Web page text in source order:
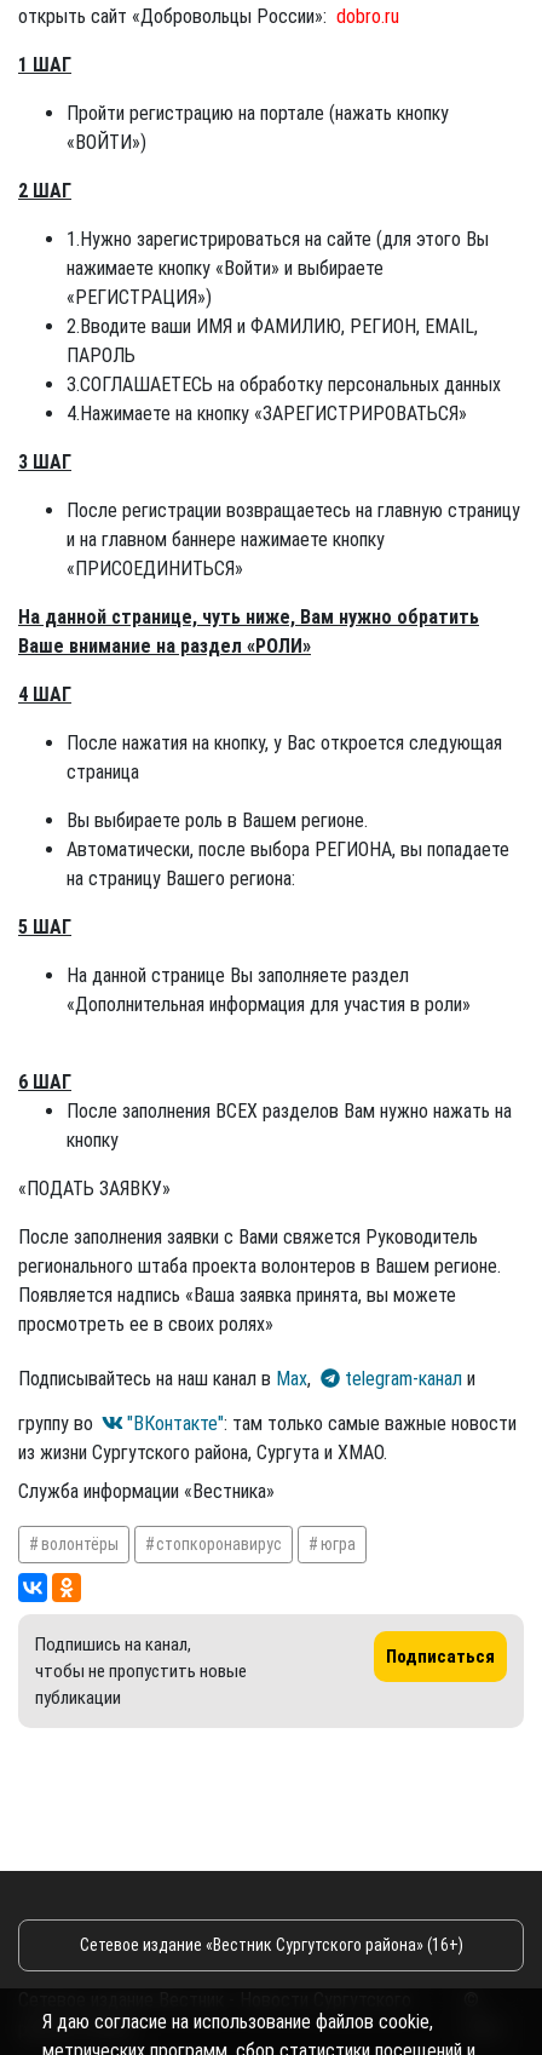
открыть сайт «Добровольцы России»: dobro.ru
1 ШАГ
Пройти регистрацию на портале (нажать кнопку
«ВОЙТИ»)
2 ШАГ
1.Нужно зарегистрироваться на сайте (для этого Вы
нажимаете кнопку «Войти» и выбираете
«РЕГИСТРАЦИЯ»)
2.Вводите ваши ИМЯ и ФАМИЛИЮ, РЕГИОН, EMAIL,
ПАРОЛЬ
3.СОГЛАШАЕТЕСЬ на обработку персональных данных
4.Нажимаете на кнопку «ЗАРЕГИСТРИРОВАТЬСЯ»
3 ШАГ
После регистрации возвращаетесь на главную страницу
и на главном баннере нажимаете кнопку
«ПРИСОЕДИНИТЬСЯ»
На данной странице, чуть ниже, Вам нужно обратить
Ваше внимание на раздел «РОЛИ»
4 ШАГ
После нажатия на кнопку, у Вас откроется следующая
страница
Вы выбираете роль в Вашем регионе.
Автоматически, после выбора РЕГИОНА, вы попадаете
на страницу Вашего региона:
5 ШАГ
На данной странице Вы заполняете раздел
«Дополнительная информация для участия в роли»
6 ШАГ
После заполнения ВСЕХ разделов Вам нужно нажать на
кнопку
«ПОДАТЬ ЗАЯВКУ»
После заполнения заявки с Вами свяжется Руководитель
регионального штаба проекта волонтеров в Вашем регионе.
Появляется надпись «Ваша заявка принята, вы можете
просмотреть ее в своих ролях»
Подписывайтесь на наш канал в Max, telegram-канал и
группу во
"ВКонтакте": там только самые важные новости
из жизни Сургутского района, Сургута и ХМАО.
Служба информации «Вестника»
волонтёры стопкоронавирус югра
Подпишись на канал,
чтобы не пропустить новые
публикации
Подписаться
Сетевое издание «Вестник Сургутского района» (16+)
района и Югры
Я даю согласие на использование файлов cookie,